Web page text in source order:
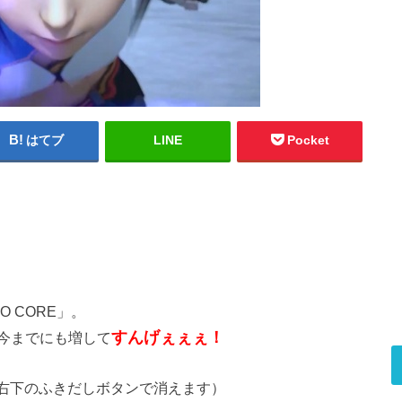
はてブ LINE Pocket
CORE」。
までにも増してすんげぇぇぇ！
のふきだしボタンで消えます）